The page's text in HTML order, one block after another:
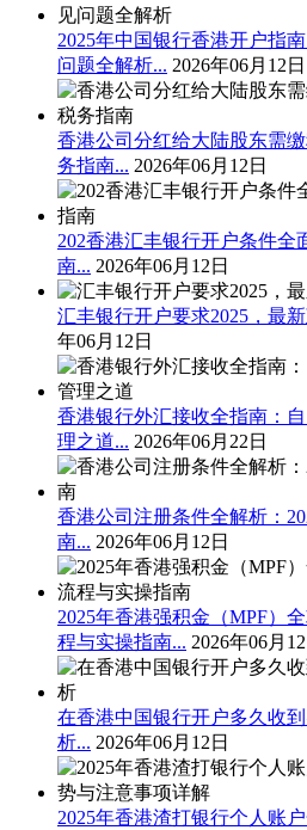
2025年中国银行香港开户指
问题全解析... 2026年06月12日
香港公司分红给大陆股东需
务指南... 2026年06月12日
202香港汇丰银行开户条件全
南... 2026年06月12日
汇丰银行开户要求2025，最
年06月12日
香港银行外汇接收全指南：
理之道... 2026年06月22日
香港公司注册条件全解析：
南... 2026年06月12日
2025年香港强积金（MPF）
程与实操指南... 2026年06月12
在香港中国银行开户多久收
析... 2026年06月12日
2025年香港渣打银行个人账